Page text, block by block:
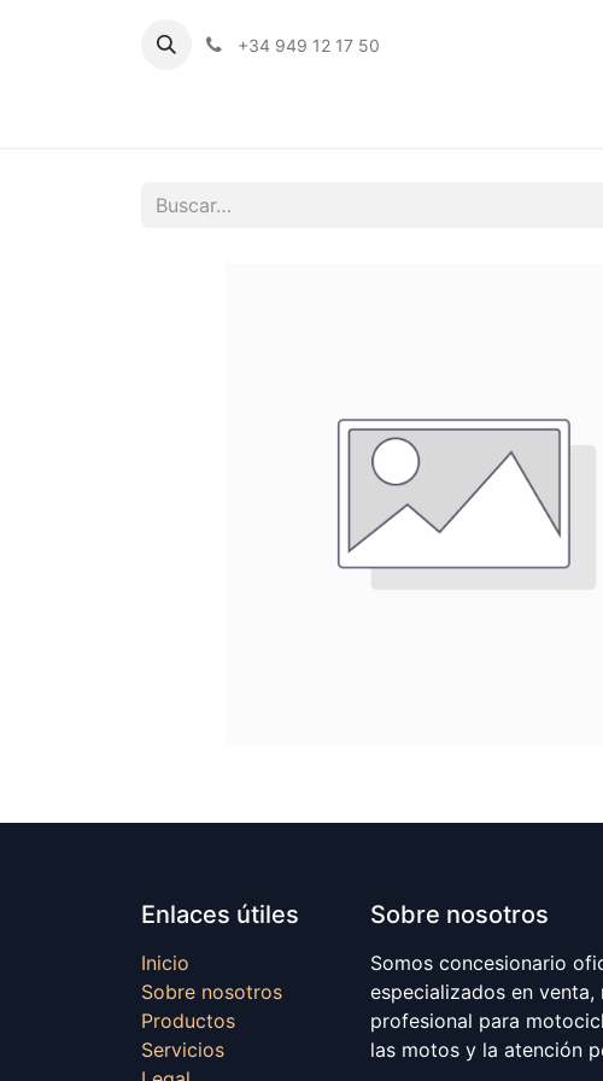
+34 949 12 17 50
Enlaces útiles
Inicio
Sobre nosotros
Productos
Servicios
Sobre nosotros
Somos concesionario
especializados en
profesional para
las motos y la atención